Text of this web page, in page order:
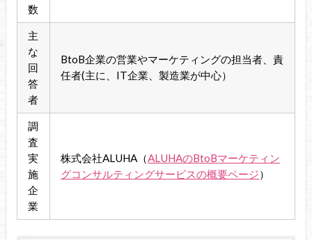
数
主
な
回
答
者
BtoB企業の営業やマーケティングの担当者、責
任者(主に、IT企業、製造業が中心）
調
査
実
施
企
業
株式会社ALUHA（ALUHAのBtoBマーケティン
グコンサルティングサービスの概要ページ）